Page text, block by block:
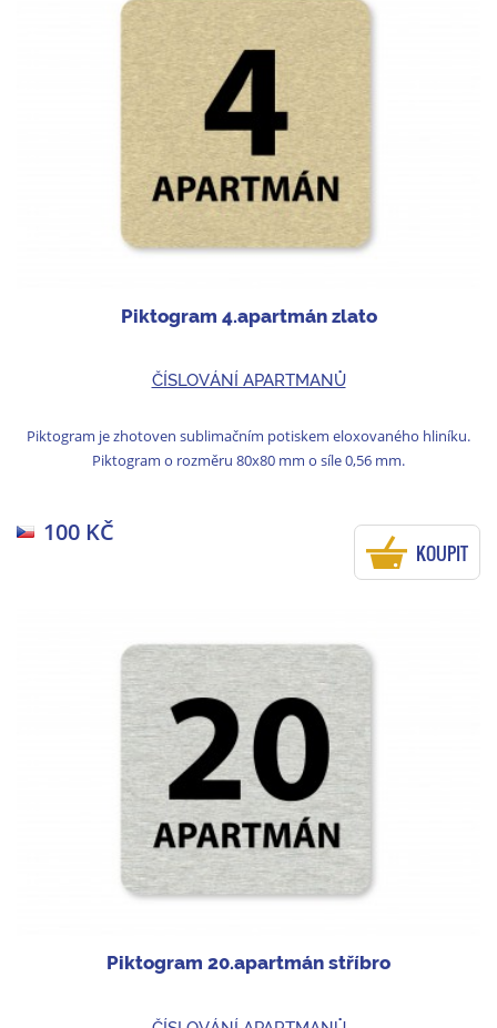
Piktogram 4.apartmán zlato
ČÍSLOVÁNÍ APARTMANŮ
Piktogram je zhotoven sublimačním potiskem eloxovaného hliníku.
Piktogram o rozměru 80x80 mm o síle 0,56 mm.
100 KČ
KOUPIT
Piktogram 20.apartmán stříbro